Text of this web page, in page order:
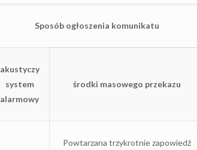
Sposób ogłoszenia komunikatu
akustyczy
system
alarmowy
środki masowego przekazu
Powtarzana trzykrotnie zapowiedź